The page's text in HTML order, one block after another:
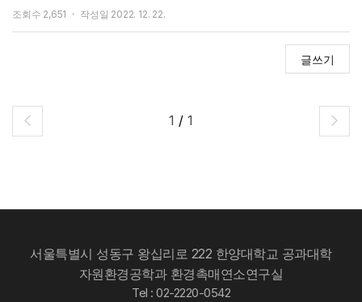
matter originated from biochar
조회수 2,651 작성일 2022. 12. 22.
글쓰기
1 / 1
서울특별시 성동구 왕십리로 222 한양대학교 공과대학
자원환경공학과 환경촉매연소연구실
Tel : 02-2220-0542